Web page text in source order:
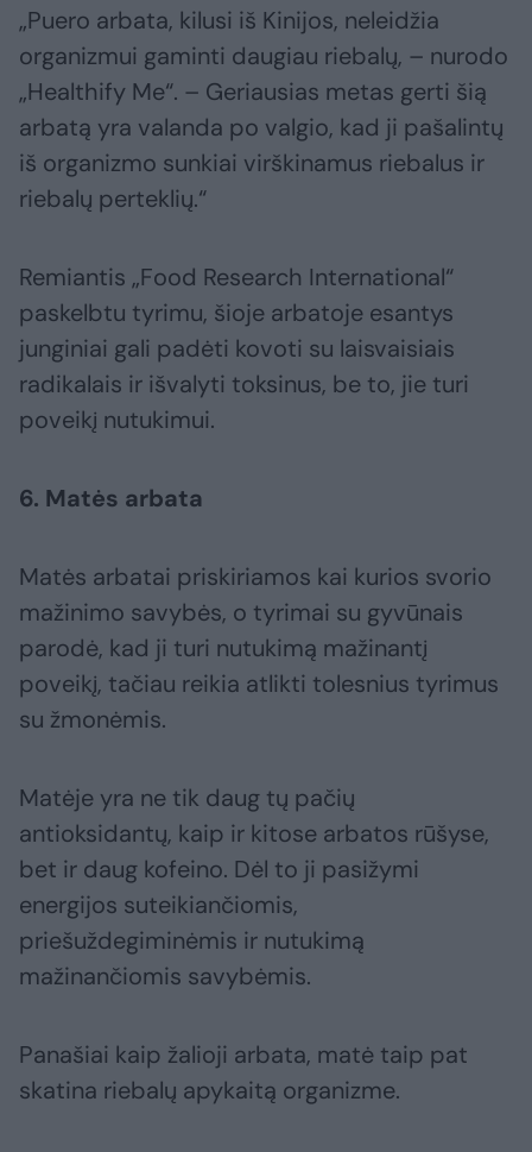
„Puero arbata, kilusi iš Kinijos, neleidžia
organizmui gaminti daugiau riebalų, – nurodo
„Healthify Me“. – Geriausias metas gerti šią
arbatą yra valanda po valgio, kad ji pašalintų
iš organizmo sunkiai virškinamus riebalus ir
riebalų perteklių.“
Remiantis „Food Research International“
paskelbtu tyrimu, šioje arbatoje esantys
junginiai gali padėti kovoti su laisvaisiais
radikalais ir išvalyti toksinus, be to, jie turi
poveikį nutukimui.
6. Matės arbata
Matės arbatai priskiriamos kai kurios svorio
mažinimo savybės, o tyrimai su gyvūnais
parodė, kad ji turi nutukimą mažinantį
poveikį, tačiau reikia atlikti tolesnius tyrimus
su žmonėmis.
Matėje yra ne tik daug tų pačių
antioksidantų, kaip ir kitose arbatos rūšyse,
bet ir daug kofeino. Dėl to ji pasižymi
energijos suteikiančiomis,
priešuždegiminėmis ir nutukimą
mažinančiomis savybėmis.
Panašiai kaip žalioji arbata, matė taip pat
skatina riebalų apykaitą organizme.